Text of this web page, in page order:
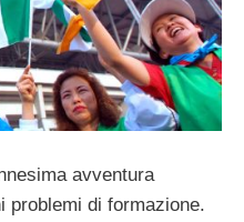
avventura
problemi di formazione.